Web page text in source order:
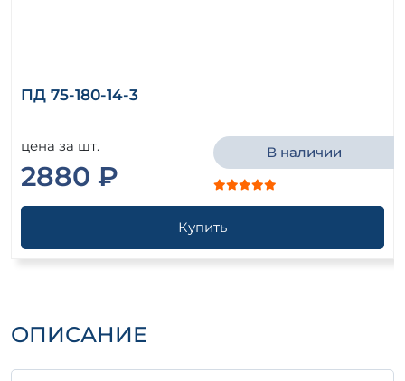
ПД 75-180-14-3
цена за шт.
2880 ₽
В наличии
Купить
ОПИСАНИЕ